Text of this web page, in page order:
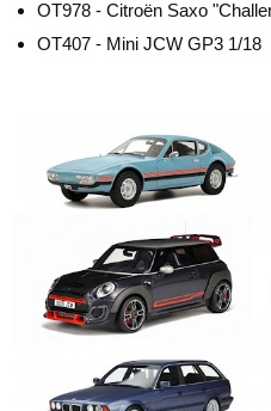
OT978 - Citroën Saxo
OT407 - Mini JCW GP3 1/18